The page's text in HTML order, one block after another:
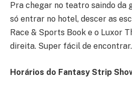
Pra chegar no teatro saindo da
só entrar no hotel, descer as
Race & Sports Book e o Luxor
direita. Super fácil de encontrar.
Horários do Fantasy Strip